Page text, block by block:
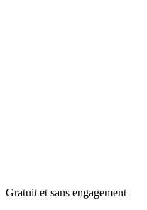
Gratuit et sans engagement